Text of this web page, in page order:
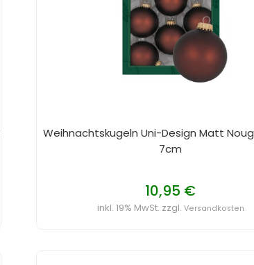
Weihnachtskugeln Uni-Design Matt
7cm
10,95 €
inkl. 19% MwSt. zzgl. Versandkosten